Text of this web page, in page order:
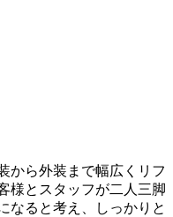
から外装まで幅広くリフ
様とスタッフが二人三脚
なると考え、しっかりと